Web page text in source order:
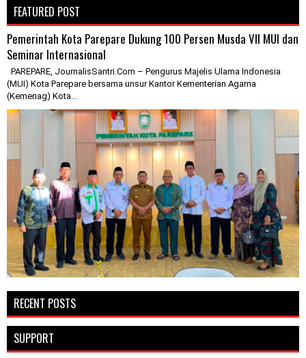
FEATURED POST
Pemerintah Kota Parepare Dukung 100 Persen Musda VII MUI dan
Seminar Internasional
PAREPARE, JournalisSantri.Com – Pengurus Majelis Ulama Indonesia
(MUI) Kota Parepare bersama unsur Kantor Kementerian Agama
(Kemenag) Kota...
RECENT POSTS
SUPPORT